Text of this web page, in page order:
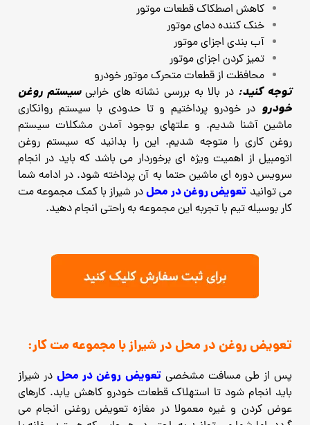
کاهش اصطکاک قطعات موتور
خنک کننده دمای موتور
آب بندی اجزای موتور
تمیز کردن اجزای موتور
محافظت از قطعات متحرک موتور خودرو
توجه کنید: در بالا به بررسی نشانه های خرابیسیستم روغن
خودرو در خودرو پرداختیم و تا حدودی با سیستم روانکاری
ماشین آشنا شدیم. و علتهای بوجود آمدن مشکلات سیستم
روغن کاری را متوجه شدیم. این را بدانید که سیستم روغن
اتومبیل از اهمیت ویژه ای برخوردار می باشد که باید در انجام
سرویس دوره ای ماشین حتما به آن پرداخته شود. در ادامه شما
می توانید تعویض روغن در محلدر شیراز با کمک مجموعه مت
کار بوسیله تیم با تجربه این مجموعه به راحتی انجام دهید.
تعویض روغن در محل در شیراز با مجموعه مت کار:
پس از طی مسافت مشخصیتعویض روغن در محلدر شیراز
باید انجام شود تا استهلاک قطعات خودرو کاهش یابد. کارهای
عوض کردن و غیره معمولا در مغازه تعویض روغنی انجام می